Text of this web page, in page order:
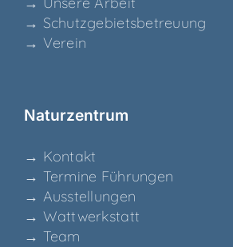
→ Schutz­ge­biets­be­treu­ung
→ Ver­ein
Natur­zen­trum
→ Kon­takt
→ Ter­mi­ne Führungen
→ Aus­stel­lun­gen
→ Watt­werk­statt
→ Team